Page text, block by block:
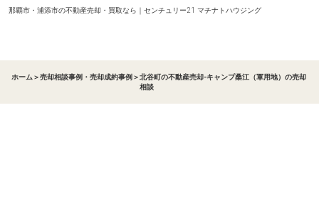
那覇市・浦添市の不動産売却・買取なら｜センチュリー21 マチナトハウジング
ホーム ＞売却相談事例・売却成約事例 ＞北谷町の不動産売却-キャンプ桑江（軍用地）の売却
相談